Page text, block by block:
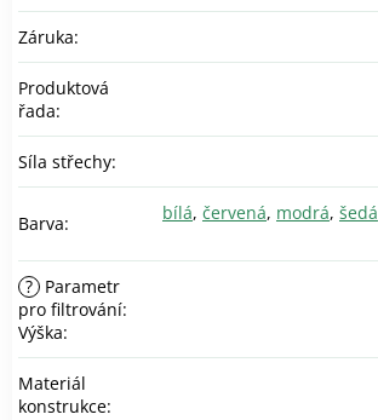
Záruka:
Produktová
řada:
Síla střechy:
Barva: bílá, červená, modrá, šedá
? Parametr
pro filtrování:
Výška:
Materiál
konstrukce: